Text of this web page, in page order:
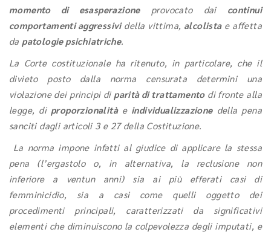
momento di esasperazioneprovocato dai continui
comportamenti aggressividella vittima, alcolistae affetta
da patologie psichiatriche.
La Corte costituzionale ha ritenuto, in particolare, che il
divieto posto dalla norma censurata determini una
violazione dei principi di parità di trattamentodi fronte alla
legge, di proporzionalitàe individualizzazionedella pena
sanciti dagli articoli 3 e 27 della Costituzione.
La norma impone infatti al giudice di applicare la stessa
pena (l’ergastolo o, in alternativa, la reclusione non
inferiore a ventun anni) sia ai più efferati casi di
femminicidio, sia a casi come quelli oggetto dei
procedimenti principali, caratterizzati da significativi
elementi che diminuiscono la colpevolezza degli imputati, e